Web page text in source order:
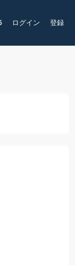
ログイン 登録